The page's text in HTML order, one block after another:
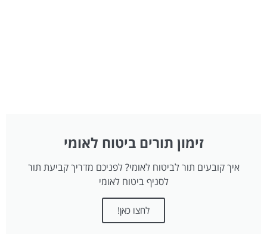
זימון תורים ביטוח לאומי
איך קובעים תור לביטוח לאומי? לפניכם מדריך קביעת תור
לסניף ביטוח לאומי
לחצו כאן!